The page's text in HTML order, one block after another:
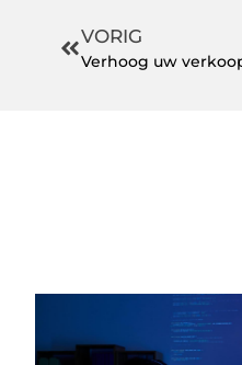
VORIG
Verhoog uw